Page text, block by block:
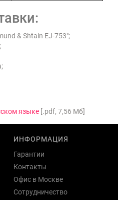
& Shtain EJ-753";
языке [.pdf, 7,56 Мб]
ИНФОРМАЦИЯ
Гарантии
Контакты
Офис в Москве
Сотрудничество